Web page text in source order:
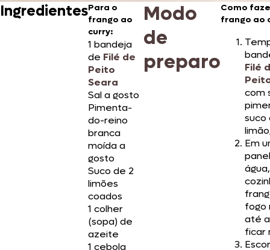
IngredientesPara o
frango ao
curry:
1 bandeja
de Filé de
Peito
Seara
Sal a gosto
Pimenta-
do-reino
branca
moída a
gosto
Suco de 2
limões
coados
1 colher
(sopa) de
azeite
1 cebola
Modo
de
preparo
Como
frango ao
Filé
com
suco
Em
água,
fogo
até
ficar